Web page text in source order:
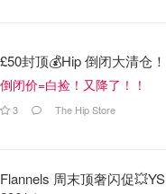
£50封顶💰Hip 倒闭大清仓
倒闭价=白捡！又降了！！
3 The Hip Store
Flannels 周末顶奢闪促